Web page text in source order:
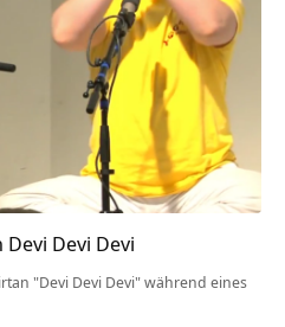
Devi Devi
"Devi Devi Devi" während eines